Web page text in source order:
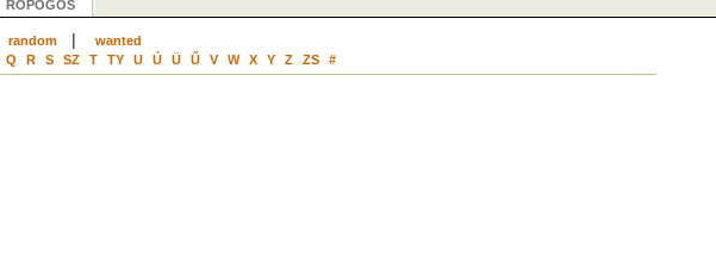
ROPOGÓS
random|
wanted
Q R S SZ T TY U Ú Ü Ű V W X Y Z ZS #